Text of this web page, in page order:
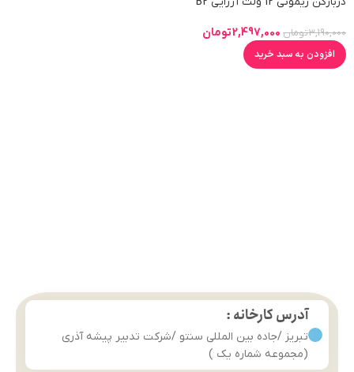
3,190,000تومان 2,497,000تومان
افزودن به سبد خرید
آدرس کارخانه :
تبریز /جاده بین المللی سنتو /شرکت تدبیر پیشه آذری
(مجموعه شماره یک )